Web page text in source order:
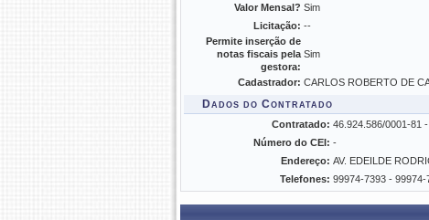
Valor Mensal? Sim
Licitação: --
Permite inserção de
notas fiscais pela
gestora:
Sim
Cadastrador: CARLOS ROBERTO DE
Dados do Contratado
Contratado: 46.924.586/0001-81
Número do CEI: -
Endereço: AV. EDEILDE
Telefones: 99974-7393 - 99974-